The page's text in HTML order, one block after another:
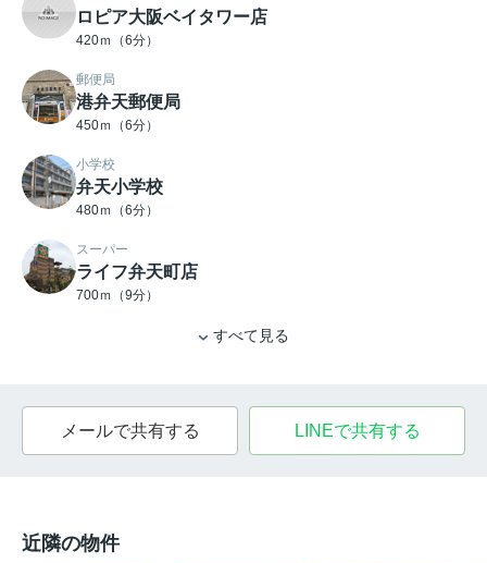
ロピア大阪ベイタワー店
420ｍ（6分）
郵便局
港弁天郵便局
450ｍ（6分）
小学校
弁天小学校
480ｍ（6分）
スーパー
ライフ弁天町店
700ｍ（9分）
すべて見る
メールで共有する LINEで共有する
近隣の物件